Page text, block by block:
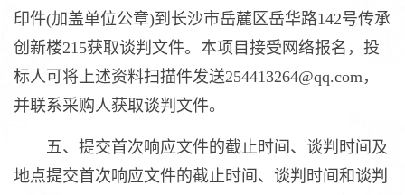
印件(加盖单位公章)到长沙市岳麓区岳华路142号传承
创新楼215获取谈判文件。本项目接受网络报名，投
标人可将上述资料扫描件发送254413264@qq.com，
并联系采购人获取谈判文件。
五、提交首次响应文件的截止时间、谈判时间及
地点提交首次响应文件的截止时间、谈判时间和谈判